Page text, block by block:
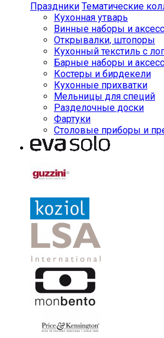
Праздники Тематические
Кухонная утварь
Винные наборы и
Открывалки, штопоры
Кухонный текстиль с
Барные наборы и
Костеры и бирдекели
Кухонные прихватки
Мельницы для специй
Разделочные доски
Фартуки
Столовые приборы и